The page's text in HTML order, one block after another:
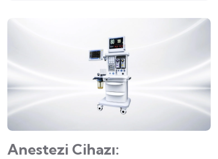
Anestezi Cihazı: